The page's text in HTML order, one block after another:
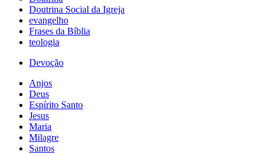
Doutrina Social da Igreja
evangelho
Frases da Bíblia
teologia
Devoção
Anjos
Deus
Espírito Santo
Jesus
Maria
Milagre
Santos